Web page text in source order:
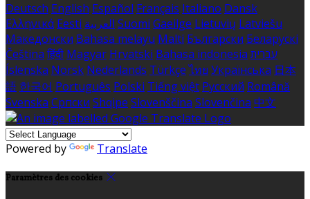
Deutsch English Español Français Italiano Dansk
Ελληνικά Eesti العربية Suomi Gaeilge Lietuvių Latviešu
Македонски Bahasa melayu Malti Български Беларускі
Čeština हिंदी Magyar Hrvatski Bahasa indonesia עברית
Íslenska Norsk Nederlands Türkçe ไทย Українська 日本
語 한국어 Português Polski Tiếng việt Русский Română
Svenska Српски Shqipe Slovenščina Slovenčina 中文
Powered by Translate
Paramètres des cookies